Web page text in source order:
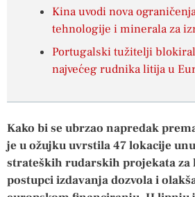
Kina uvodi nova
tehnologije i minerala za
Portugalski tužitelji
najvećeg rudnika litija u
Kako bi se ubrzao napredak
je u ožujku uvrstila 47 lokacije
strateških rudarskih projekata za
postupci izdavanja dozvola i